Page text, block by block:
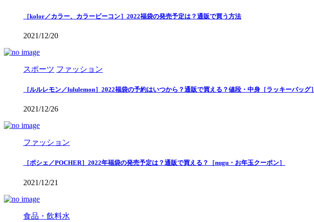
［kolor／カラー、カラービーコン］2022福袋の発売予定は？通販で買う方法
2021/12/20
スポーツ ファッション
［ルルレモン／lululemon］2022福袋の予約はいつから？通販で買える？値段・中身［ラッキーバッグ］
2021/12/26
ファッション
［ポシェ／POCHER］2022年福袋の発売予定は？通販で買える？［nugu・お年玉クーポン］
2021/12/21
食品・飲料水